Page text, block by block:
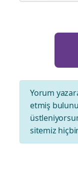
Yorum
etmiş
sitemiz